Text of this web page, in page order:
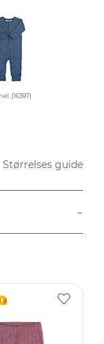
(16397)
Størrelses guide
-